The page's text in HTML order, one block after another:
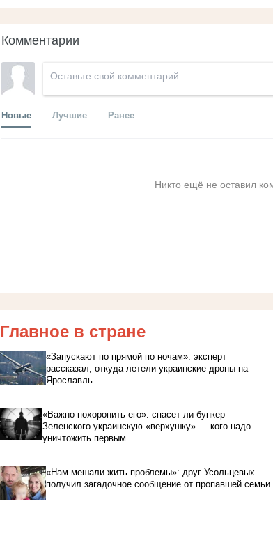
Комментарии
Новые Лучшие Ранее
Никто ещё не оставил
Главное в стране
«Запускают по прямой по ночам»: эксперт
рассказал, откуда летели украинские дроны на
Ярославль
«Важно похоронить его»: спасет ли бункер
Зеленского украинскую «верхушку» — кого надо
уничтожить первым
«Нам мешали жить проблемы»: друг Усольцевых
получил загадочное сообщение от пропавшей семьи